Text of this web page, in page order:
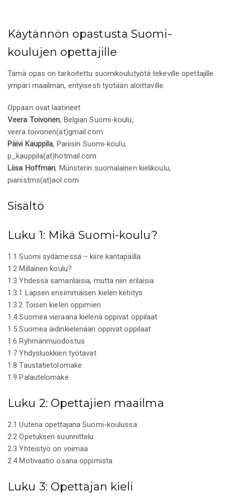
Käytännön opastusta Suomi-
koulujen opettajille
Tämä opas on tarkoitettu suomikoulutyötä tekeville opettajille
ympäri maailman, erityisesti työtään aloittaville.
Oppaan ovat laatineet
Veera Toivonen, Belgian Suomi-koulu,
veera.toivonen(at)gmail.com
Päivi Kauppila, Pariisin Suomi-koulu,
p_kauppila(at)hotmail.com
Liisa Hoffman, Münsterin suomalainen kielikoulu,
pianistms(at)aol.com
Sisältö
Luku 1: Mikä Suomi-koulu?
1.1 Suomi sydämessä – kiire kantapäillä
1.2 Millainen koulu?
1.3 Yhdessä samanlaisia, mutta niin erilaisia
1.3.1 Lapsen ensimmäisen kielen kehitys
1.3.2 Toisen kielen oppimien
1.4 Suomea vieraana kielenä oppivat oppilaat
1.5 Suomea äidinkielenään oppivat oppilaat
1.6 Ryhmänmuodostus
1.7 Yhdysluokkien työtavat
1.8 Taustatietolomake
1.9 Palautelomake
Luku 2: Opettajien maailma
2.1 Uutena opettajana Suomi-koulussa
2.2 Opetuksen suunnittelu
2.3 Yhteistyö on voimaa
2.4 Motivaatio osana oppimista
Luku 3: Opettajan kieli